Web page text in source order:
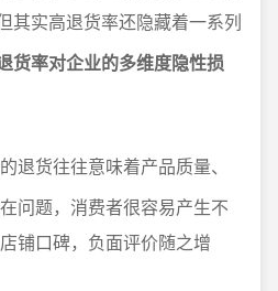
其实高退货率还隐藏着一系列
货率对企业的多维度隐性损
退货往往意味着产品质量、
问题，消费者很容易产生不
铺口碑，负面评价随之增